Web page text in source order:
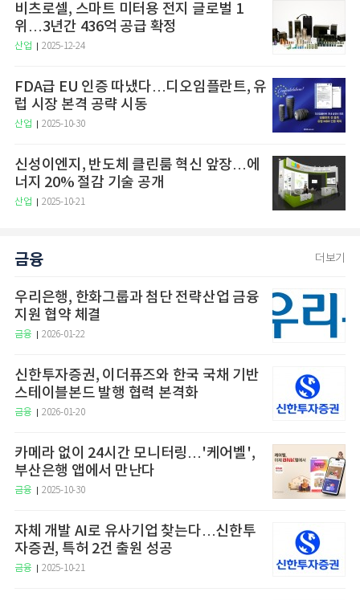
비츠로셀, 스마트 미터용 전지 글로벌 1
위…3년간 436억 공급 확정
산업 2025-12-24
FDA급 EU 인증 따냈다…디오임플란트, 유
럽 시장 본격 공략 시동
산업 2025-10-30
신성이엔지, 반도체 클린룸 혁신 앞장…에
너지 20% 절감 기술 공개
산업 2025-10-21
금융 더보기
우리은행, 한화그룹과 첨단 전략산업 금융
지원 협약 체결
금융 2026-01-22
신한투자증권, 이더퓨즈와 한국 국채 기반
스테이블본드 발행 협력 본격화
금융 2026-01-20
카메라 없이 24시간 모니터링…'케어벨',
부산은행 앱에서 만난다
금융 2025-10-30
자체 개발 AI로 유사기업 찾는다…신한투
자증권, 특허 2건 출원 성공
금융 2025-10-21